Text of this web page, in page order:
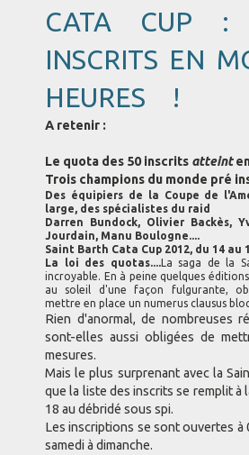
CATA CUP :
INSCRITS EN
HEURES !
A retenir :
Le quota des 50 inscrits atteint
Trois champions du monde pré
Des équipiers de la Coupe de
large, des spécialistes du raid
Darren Bundock, Olivier Backès,
Jourdain, Manu Boulogne....
Saint Barth Cata Cup 2012, du 14 au
La loi des quotas....La saga de la
incroyable. En à peine quelques
au soleil d'une façon fulgurante,
mettre en place un numerus clausus
Rien d'anormal, de nombreuses
sont-elles aussi obligées de
mesures.
Mais le plus surprenant avec la
que la liste des inscrits se remplit à
18 au débridé sous spi.
Les inscriptions se sont ouvertes à
samedi à dimanche.